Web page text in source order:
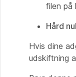
filen på
Hård
Hvis dine
udskiftning